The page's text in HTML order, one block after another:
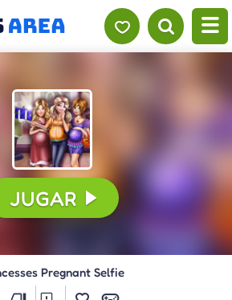
JUGAR
Pregnant Selfie